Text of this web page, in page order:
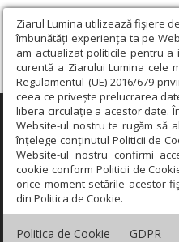
Ziarul Lumina utilizează fişiere
îmbunătăți experiența ta pe
am actualizat politicile pentru
curentă a Ziarului Lumina cele
Regulamentul (UE) 2016/679
ceea ce privește prelucrarea
libera circulație a acestor date.
Website-ul nostru te rugăm să
înțelege conținutul Politicii de
Website-ul nostru confirmi
cookie conform Politicii de
orice moment setările acestor
din Politica de Cookie.
Politica de Cookie GDPR